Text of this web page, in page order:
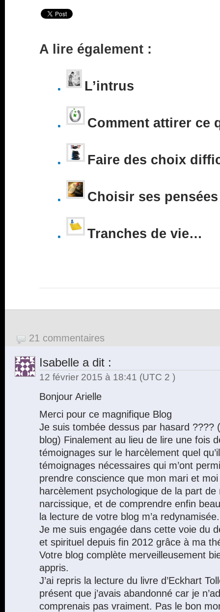
A lire également :
L’intrus
Comment attirer ce
Faire des choix
Choisir ses pensées
Tranches de vie…
21 commentaires
Isabelle a dit :
12 février 2015 à 18:41 (UTC 2 )
Bonjour Arielle
Merci pour ce magnifique Blog
Je suis tombée dessus par hasard ????
blog) Finalement au lieu de lire une fois
témoignages sur le harcèlement quel
témoignages nécessaires qui m’ont
prendre conscience que mon mari et
harcèlement psychologique de la part
narcissique, et de comprendre enfin
la lecture de votre blog m’a redynamisée.
Je me suis engagée dans cette voie du
et spirituel depuis fin 2012 grâce à ma
Votre blog complète merveilleusement
appris.
J’ai repris la lecture du livre d’Eckhart
présent que j’avais abandonné car je
comprenais pas vraiment. Pas le bon